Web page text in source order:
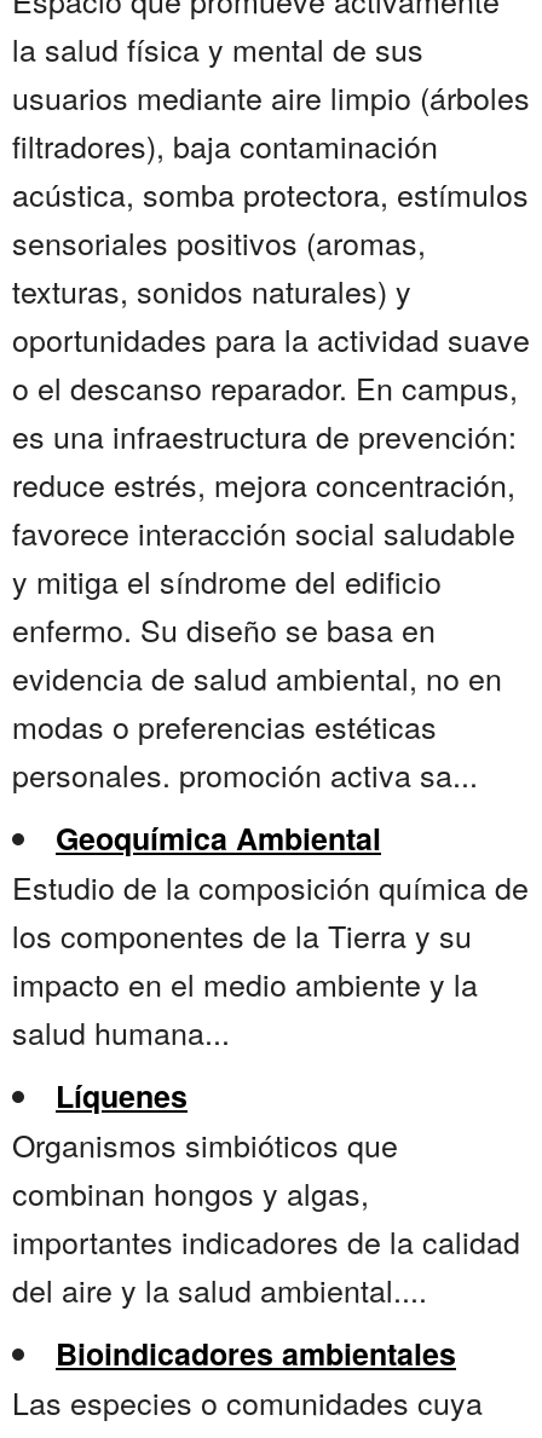
la salud física y mental de sus
usuarios mediante aire limpio (árboles
filtradores), baja contaminación
acústica, somba protectora, estímulos
sensoriales positivos (aromas,
texturas, sonidos naturales) y
oportunidades para la actividad suave
o el descanso reparador. En campus,
es una infraestructura de prevención:
reduce estrés, mejora concentración,
favorece interacción social saludable
y mitiga el síndrome del edificio
enfermo. Su diseño se basa en
evidencia de salud ambiental, no en
modas o preferencias estéticas
personales. promoción activa sa...
Geoquímica Ambiental
Estudio de la composición química de
los componentes de la Tierra y su
impacto en el medio ambiente y la
salud humana...
Líquenes
Organismos simbióticos que
combinan hongos y algas,
importantes indicadores de la calidad
del aire y la salud ambiental....
Bioindicadores ambientales
Las especies o comunidades cuya